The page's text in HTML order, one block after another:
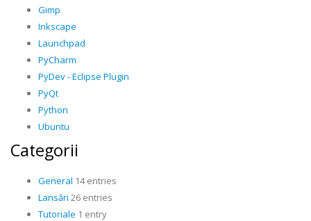
Gimp
Inkscape
Launchpad
PyCharm
PyDev - Eclipse Plugin
PyQt
Python
Ubuntu
Categorii
General 14 entries
Lansări 26 entries
Tutoriale 1 entry